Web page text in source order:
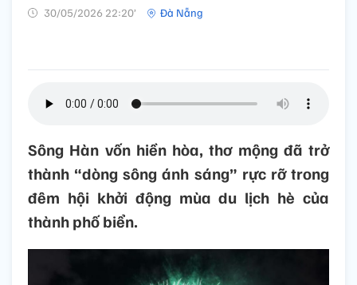
30/05/2026 22:20’ Đà Nẵng
Sông Hàn vốn hiền hòa, thơ mộng đã trở
thành “dòng sông ánh sáng” rực rỡ trong
đêm hội khởi động mùa du lịch hè của
thành phố biển.